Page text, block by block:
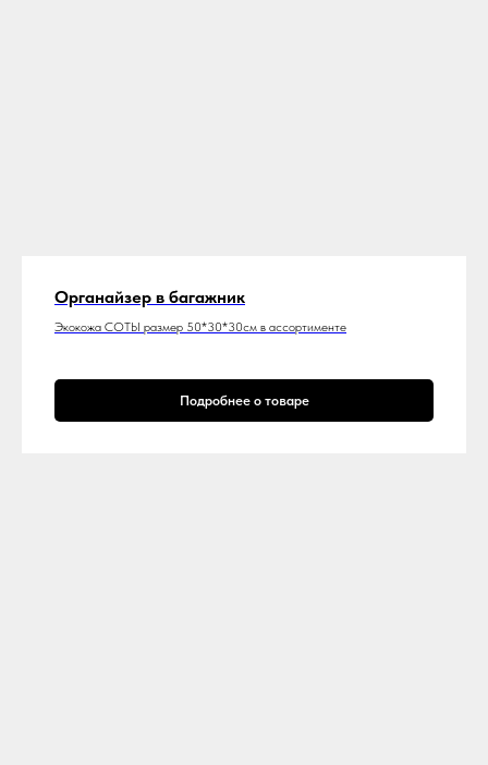
Органайзер в багажник
Экокожа СОТЫ размер 50*30*30см в ассортименте
Подробнее о товаре